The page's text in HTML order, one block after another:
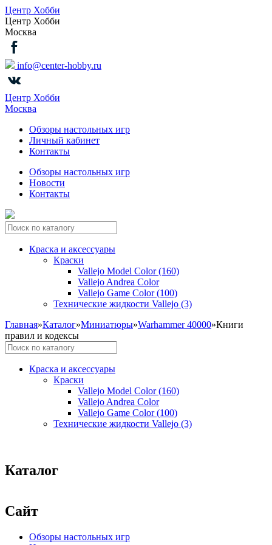
Центр Хобби
Центр Хобби
Москва
info@center-hobby.ru
Центр Хобби
Москва
Обзоры настольных игр
Личный кабинет
Контакты
Обзоры настольных игр
Новости
Контакты
Краска и аксессуары
Краски
Vallejo Model Color (160)
Vallejo Andrea Color
Vallejo Game Color (100)
Технические жидкости Vallejo (3)
Главная»Каталог»Миниатюры»Warhammer 40000»Книги
правил и кодексы
Краска и аксессуары
Краски
Vallejo Model Color (160)
Vallejo Andrea Color
Vallejo Game Color (100)
Технические жидкости Vallejo (3)
Каталог
Сайт
Обзоры настольных игр